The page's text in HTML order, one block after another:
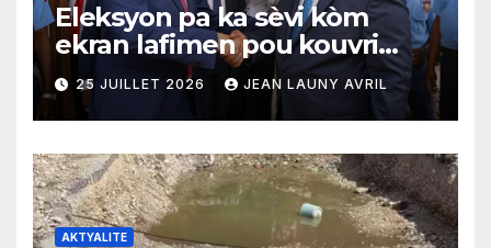
Eleksyon pa ka sèvi kòm
ekran lafimen pou kouvri
echèk tranzisyon an
25 JUILLET 2026 JEAN LAUNY AVRIL
AKTYALITE